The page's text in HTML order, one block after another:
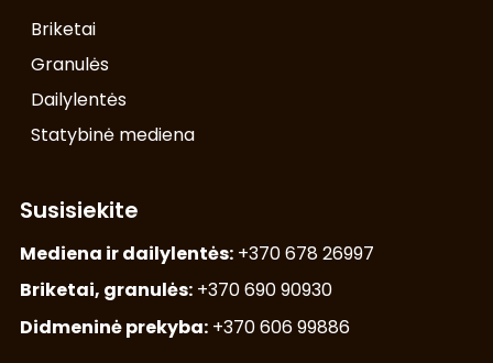
Briketai
Granulės
Dailylentės
Statybinė mediena
Susisiekite
Mediena ir dailylentės: +370 678 26997
Briketai, granulės: +370 690 90930
Didmeninė prekyba: +370 606 99886